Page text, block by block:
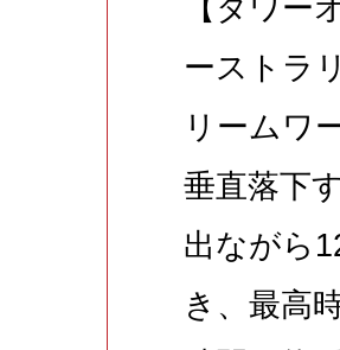
【タワ
ーストラ
リームワ
垂直落下
出ながら
き、最高